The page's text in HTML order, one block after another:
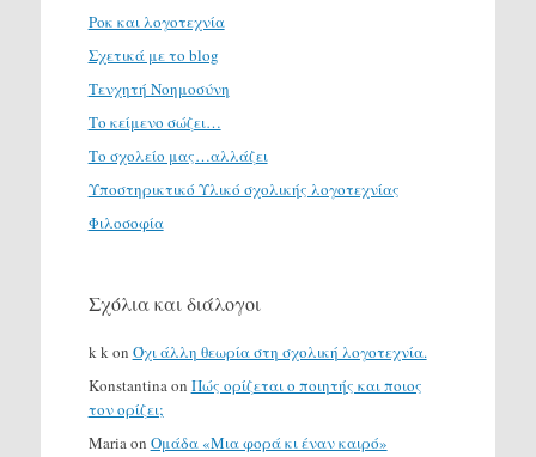
Ροκ και λογοτεχνία
Σχετικά με το blog
Τενχητή Νοημοσύνη
Το κείμενο σώζει…
Το σχολείο μας…αλλάζει
Υποστηρικτικό Υλικό σχολικής λογοτεχνίας
Φιλοσοφία
Σχόλια και διάλογοι
k k on Όχι άλλη θεωρία στη σχολική λογοτεχνία.
Konstantina on Πώς ορίζεται ο ποιητής και ποιος
τον ορίζει;
Maria on Ομάδα «Μια φορά κι έναν καιρό»